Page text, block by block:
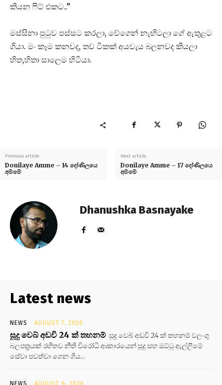
කියන ෆිට් එකට..”
මස්සිනා පුටුව පස්සට කරලා, වේගෙන් නැඟිටලා ගේ ඇතුළට
ගියා. මං කෑම කනවද, තව ටිකක් අයවැය බලනවද කියලා
හිත,හිතා සාලෙම හිටියා.
Previous article
Donilaye Amme – 14 දෝණිලයෙ
අම්මේ
Next article
Donilaye Amme – 17 දෝණිලයෙ
අම්මේ
Dhanushka Basnayake
Latest news
NEWS AUGUST 7, 2026
සූදු වෙබ් අඩවි 24 ක් තහනම් සූදු වෙබ් අඩවි 24 ක් තහනම් වලංගු
බලපත්‍රයක් රහිතව නීති විරෝධි ආකාරයෙන් සූදු සහ ඔට්ටු ඇල්ලීමේ
සේවා පවත්වා ගෙන ගිය...
NEWS AUGUST 6, 2026